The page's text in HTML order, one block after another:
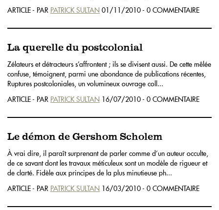
ARTICLE - PAR PATRICK SULTAN 01/11/2010 - 0 COMMENTAIRE
La querelle du postcolonial
Zélateurs et détracteurs s’affrontent ; ils se divisent aussi. De cette mêlée
confuse, témoignent, parmi une abondance de publications récentes,
Ruptures postcoloniales, un volumineux ouvrage coll...
ARTICLE - PAR PATRICK SULTAN 16/07/2010 - 0 COMMENTAIRE
Le démon de Gershom Scholem
À vrai dire, il paraît surprenant de parler comme d’un auteur occulte,
de ce savant dont les travaux méticuleux sont un modèle de rigueur et
de clarté. Fidèle aux principes de la plus minutieuse ph...
ARTICLE - PAR PATRICK SULTAN 16/03/2010 - 0 COMMENTAIRE